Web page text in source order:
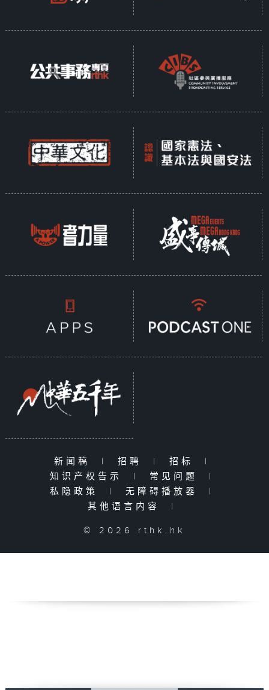
新闻稿 | 招聘 | 招标
|
知识产权告示
| 常见问题
|
私隐政策
| 无障碍播放器
|
其他语言内容
|
© 2026 rthk.hk